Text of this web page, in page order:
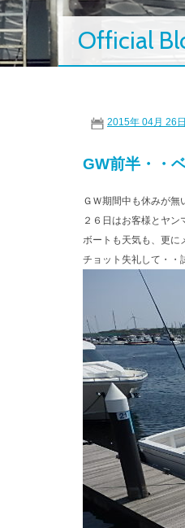
Official
2015年 04月 26日
GW前半・・
ＧＷ期間中も休みが無
２６日はお客様とヤ
ボートも天気も、更に
チョット失礼して・・